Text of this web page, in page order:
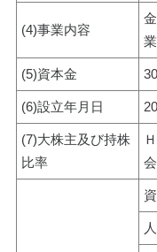
(4)事業内容
業
(5)資本金
(6)設立年月日
(7)大株主及び持株
比率